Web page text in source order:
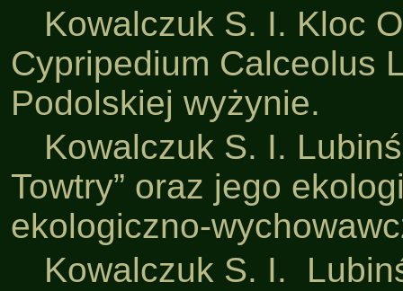
Kowalczuk S. I. Kloc
Cypripedium Calceolus
Podolskiej wyżynie.
Kowalczuk S. I.
Towtry” oraz jego
ekologiczno-
Kowalczuk S. I.